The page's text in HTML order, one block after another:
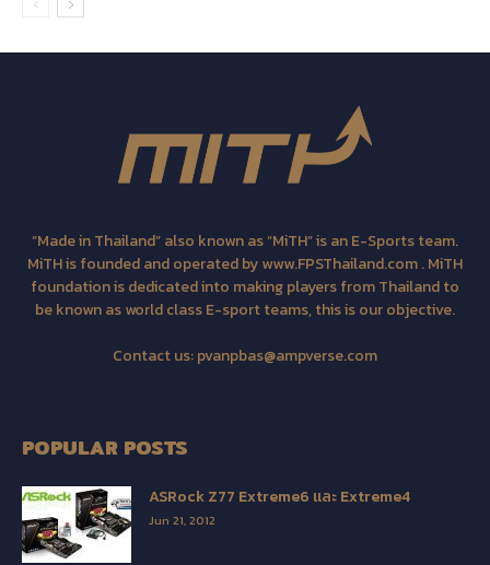
“Made in Thailand” also known as “MiTH” is an E-Sports team.
MiTH is founded and operated by www.FPSThailand.com . MiTH
foundation is dedicated into making players from Thailand to
be known as world class E-sport teams, this is our objective.
Contact us:pvanpbas@ampverse.com
POPULAR POSTS
ASRock Z77 Extreme6 และ Extreme4
Jun 21, 2012